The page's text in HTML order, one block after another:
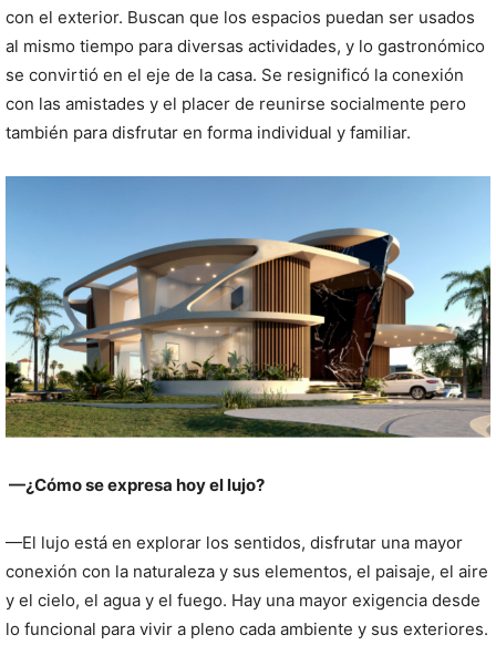
con el exterior. Buscan que los espacios puedan ser usados
al mismo tiempo para diversas actividades, y lo gastronómico
se convirtió en el eje de la casa. Se resignificó la conexión
con las amistades y el placer de reunirse socialmente pero
también para disfrutar en forma individual y familiar.
—¿Cómo se expresa hoy el lujo?
—El lujo está en explorar los sentidos, disfrutar una mayor
conexión con la naturaleza y sus elementos, el paisaje, el aire
y el cielo, el agua y el fuego. Hay una mayor exigencia desde
lo funcional para vivir a pleno cada ambiente y sus exteriores.